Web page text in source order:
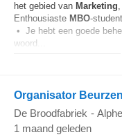
het gebied van Marketing
Enthousiaste MBO-
• Je hebt een goede
woord...
Organisator
De Broodfabriek -
1 maand geleden